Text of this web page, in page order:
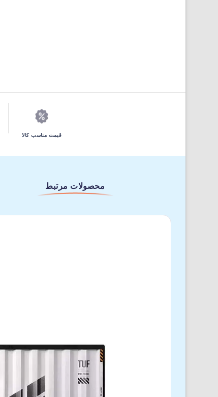
قیمت مناسب کالا
محصولات مرتبط